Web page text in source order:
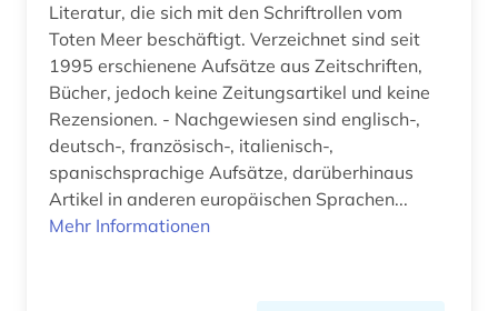
Literatur, die sich mit den Schriftrollen vom
Toten Meer beschäftigt. Verzeichnet sind seit
1995 erschienene Aufsätze aus Zeitschriften,
Bücher, jedoch keine Zeitungsartikel und keine
Rezensionen. - Nachgewiesen sind englisch-,
deutsch-, französisch-, italienisch-,
spanischsprachige Aufsätze, darüberhinaus
Artikel in anderen europäischen Sprachen...
Mehr Informationen